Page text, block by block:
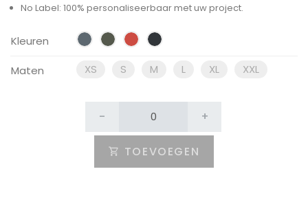
No Label: 100% personaliseerbaar met uw project.
Kleuren
Maten XS S M L XL XXL
- +
TOEVOEGEN